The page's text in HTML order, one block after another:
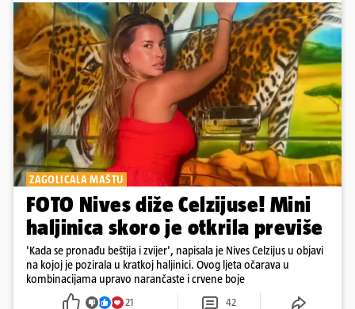
ZAGOLICALA MAŠTU
FOTO Nives diže Celzijuse! Mini
haljinica skoro je otkrila previše
'Kada se pronađu beštija i zvijer', napisala je Nives Celzijus u objavi
na kojoj je pozirala u kratkoj haljinici. Ovog ljeta očarava u
kombinacijama upravo narančaste i crvene boje
21 42